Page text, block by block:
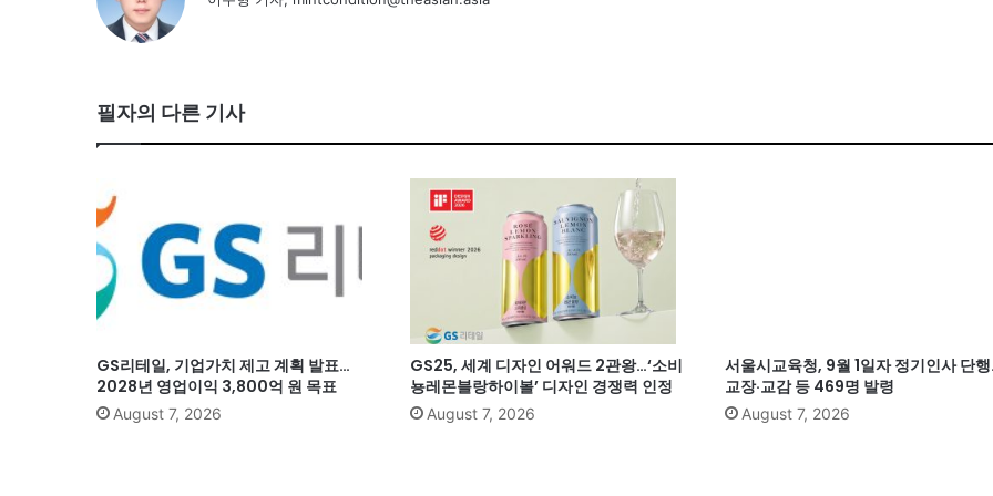
필자의 다른 기사
GS리테일, 기업가치 제고 계획 발표…
2028년 영업이익 3,800억 원 목표
August 7, 2026
GS25, 세계 디자인 어워드 2관왕…‘소비
뇽레몬블랑하이볼’ 디자인 경쟁력 인정
August 7, 2026
서울시교육청, 9월 1일자 정기인사 단
교장·교감 등 469명 발령
August 7, 2026